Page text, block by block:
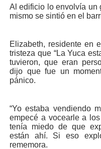
Al edificio lo envolvía un
mismo se sintió en el
Elizabeth, residente en
tristeza que “La Yuca
tuvieron, que eran
dijo que fue un
pánico.
“Yo estaba vendiendo
empecé a vocearle a
tenía miedo de que
están ahí. Si eso
rememora.